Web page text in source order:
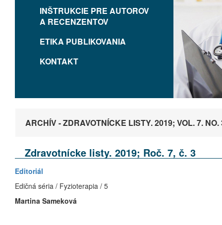
INŠTRUKCIE PRE AUTOROV
A RECENZENTOV
ETIKA PUBLIKOVANIA
KONTAKT
ARCHÍV - ZDRAVOTNÍCKE LISTY. 2019; VOL. 7. NO.
Zdravotnícke listy. 2019; Roč. 7, č. 3
Editoriál
Edičná séria / Fyzioterapia / 5
Martina Sameková